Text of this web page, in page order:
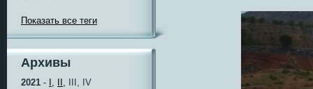
Показать все теги
Архивы
2021 - I, II, III, IV